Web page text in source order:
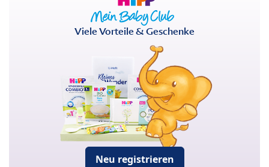
Viele Vorteile & Geschenke
Neu registrieren